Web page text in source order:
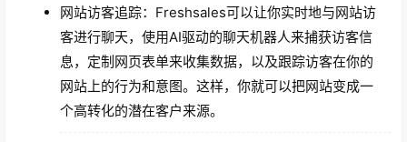
网站访客追踪：Freshsales可以让你实时地与网站访
客进行聊天，使用AI驱动的聊天机器人来捕获访客信
息，定制网页表单来收集数据，以及跟踪访客在你的
网站上的行为和意图。这样，你就可以把网站变成一
个高转化的潜在客户来源。